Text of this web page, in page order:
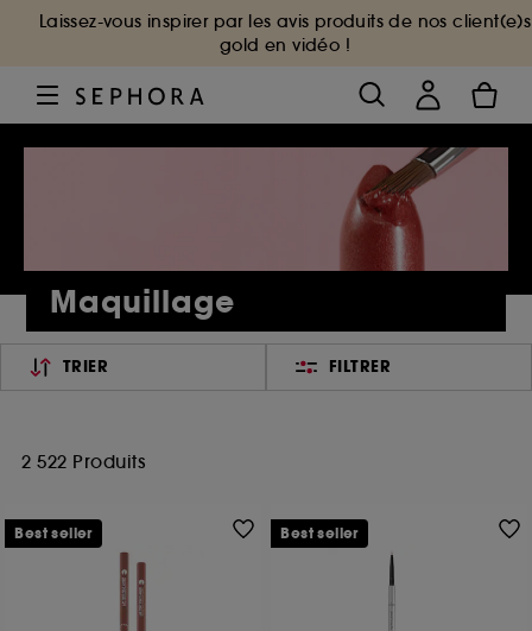
Laissez-vous inspirer par les avis produits de nos client(e)s
gold en vidéo !
Maquillage
TRIER FILTRER
2 522 Produits
Best seller Best seller